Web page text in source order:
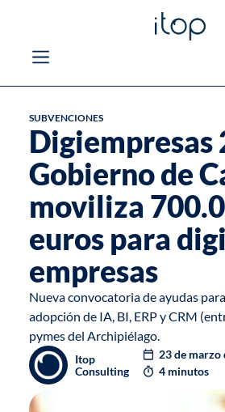
SUBVENCIONES
Digiempresas
Gobierno de
moviliza
euros para
empresas
Nueva convocatoria de ayudas
adopción de IA, BI, ERP y CRM
pymes del Archipiélago.
Itop
Consulting
23 de marzo
4 minutos